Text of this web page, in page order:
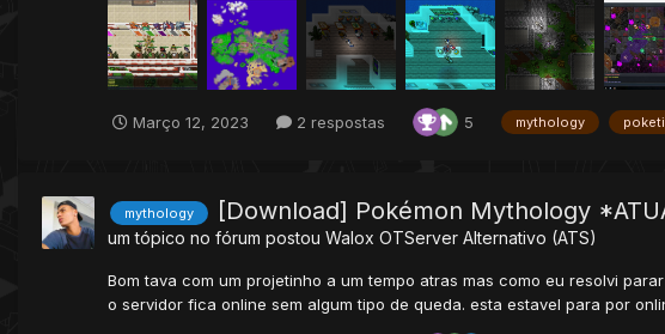
Março 12, 2023 2 respostas 5 mythology
mythology [Download] Pokémon Mythology
um tópico no fórum postou Walox OTServer Alternativo (ATS)
Bom tava com um projetinho a um tempo atras mas como eu resolvi
o servidor fica online sem algum tipo de queda. esta estavel para por